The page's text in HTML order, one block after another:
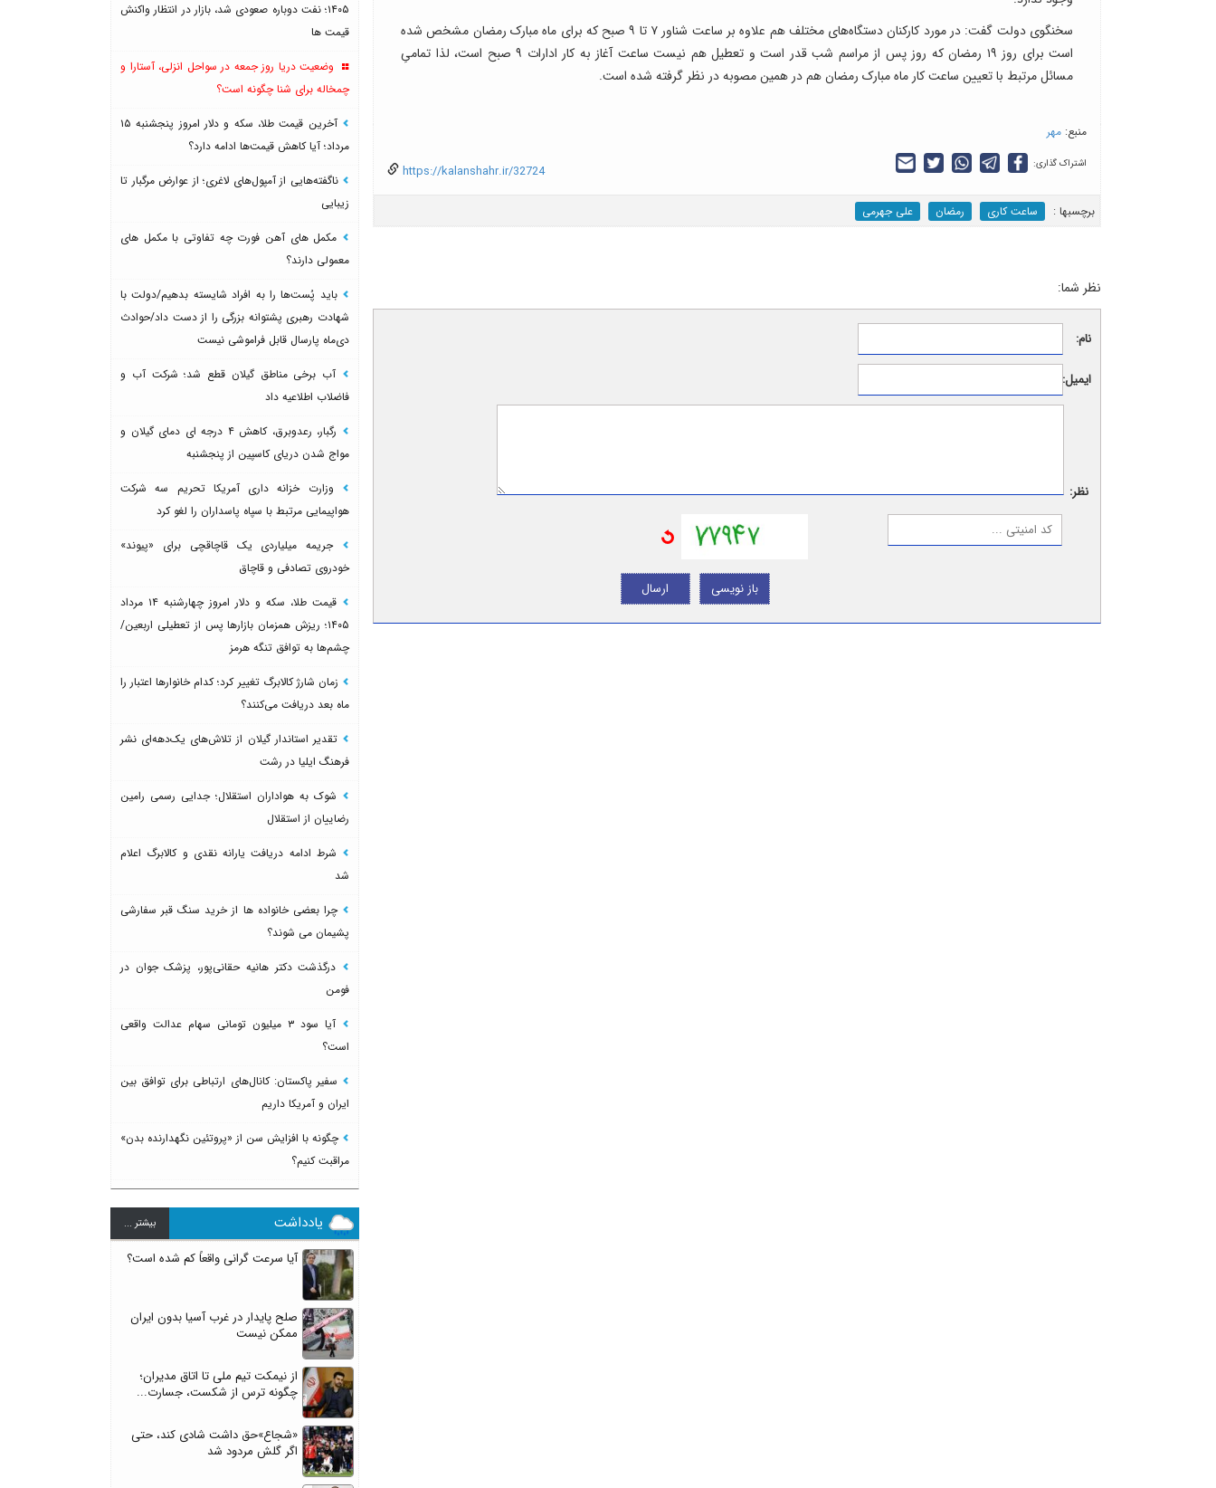
سخنگوی دولت گفت: در مورد کارکنان دستگاه‌های مختلف هم علاوه بر ساعت شناور ۷ تا ۹ صبح که برای ماه مبارک رمضان مشخص شده
است برای روز ۱۹ رمضان که روز پس از مراسم شب قدر است و تعطیل هم نیست ساعت آغاز به کار ادارات ۹ صبح است، لذا تمامیِ
مسائل مرتبط با تعیین ساعت کار ماه مبارک رمضان هم در همین مصوبه در نظر گرفته شده است.
منبع: مهر
https://kalanshahr.ir/32724 اشتراک گذاری:
برچسب‎ها : ساعت کاری رمضان علی جهرمی
نظر شما:
نام:
ایمیل:
نظر:
ارسال باز نویسی
۱۴۰۵؛ نفت دوباره صعودی شد، بازار در انتظار واکنش
قیمت ها
وضعیت دریا روز جمعه در سواحل انزلی، آستارا و
چمخاله برای شنا چگونه است؟
آخرین قیمت طلا، سکه و دلار امروز پنجشنبه ۱۵
مرداد؛ آیا کاهش قیمت‌ها ادامه دارد؟
ناگفته‌هایی از آمپول‌های لاغری؛ از عوارض مرگبار تا
زیبایی
مکمل های آهن فورت چه تفاوتی با مکمل های
معمولی دارند؟
باید پُست‌ها را به افراد شایسته بدهیم/دولت با
شهادت رهبری پشتوانه بزرگی را از دست داد/حوادث
دی‌ماه پارسال قابل فراموشی نیست
آب برخی مناطق گیلان قطع شد؛ شرکت آب و
فاضلاب اطلاعیه داد
رگبار، رعدوبرق، کاهش ۴ درجه ای دمای گیلان و
مواج شدن دریای کاسپین از پنجشنبه
وزارت خزانه داری آمریکا تحریم سه شرکت
هواپیمایی مرتبط با سپاه پاسداران را لغو کرد
جریمه میلیاردی یک قاچاقچی برای «پیوند»
خودروی تصادفی و قاچاق
قیمت طلا، سکه و دلار امروز چهارشنبه ۱۴ مرداد
۱۴۰۵؛ ریزش همزمان بازارها پس از تعطیلی اربعین/
چشم‌ها به توافق تنگه هرمز
زمان شارژ کالابرگ تغییر کرد؛ کدام خانوارها اعتبار را
ماه بعد دریافت می‌کنند؟
تقدیر استاندار گیلان از تلاش‌های یک‌دهه‌ای نشر
فرهنگ ایلیا در رشت
شوک به هواداران استقلال؛ جدایی رسمی رامین
رضاییان از استقلال
شرط ادامه دریافت یارانه نقدی و کالابرگ اعلام
شد
چرا بعضی خانواده ها از خرید سنگ قبر سفارشی
پشیمان می شوند؟
درگذشت دکتر هانیه حقانی‌پور، پزشک جوان در
فومن
آیا سود ۳ میلیون تومانی سهام عدالت واقعی
است؟
سفیر پاکستان: کانال‌های ارتباطی برای توافق بین
ایران و آمریکا داریم
چگونه با افزایش سن از «پروتئین نگهدارنده بدن»
مراقبت کنیم؟
یادداشت بيشتر ...
آیا سرعت گرانی واقعاً کم شده است؟
صلح پایدار در غرب آسیا بدون ایران
ممکن نیست
از نیمکت تیم ملی تا اتاق مدیران؛
چگونه ترس از شکست، جسارت...
«شجاع»حق داشت شادی کند، حتی
اگر گلش مردود شد